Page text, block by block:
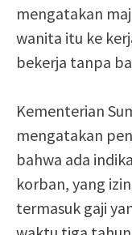
mengatakan
wanita itu ke
bekerja tanpa
Kementerian
mengatakan
bahwa ada
korban, yang
termasuk gaji